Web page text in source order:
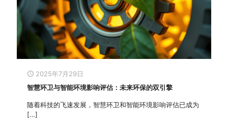
2025年7月29日
智慧环卫与智能环境影响评估：未来环保的双引擎
随着科技的飞速发展，智慧环卫和智能环境影响评估已成为
[…]